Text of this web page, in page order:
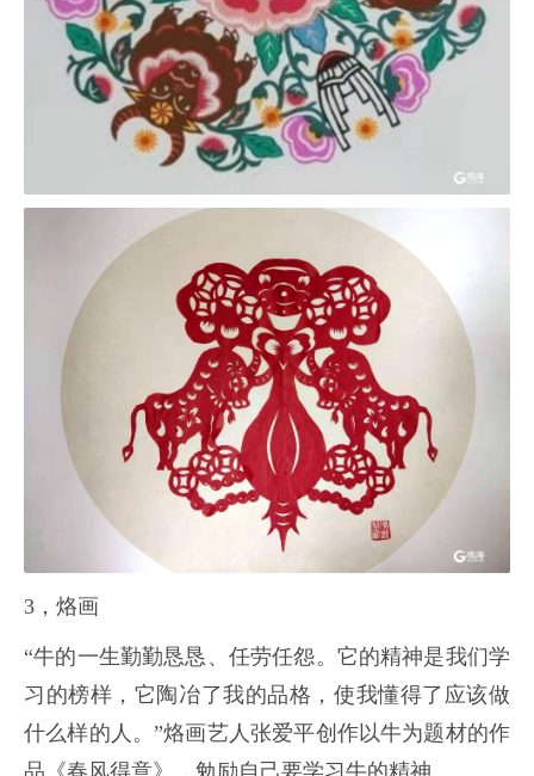
3，烙画
“牛的一生勤勤恳恳、任劳任怨。它的精神是我们学
习的榜样，它陶冶了我的品格，使我懂得了应该做
什么样的人。”烙画艺人张爱平创作以牛为题材的作